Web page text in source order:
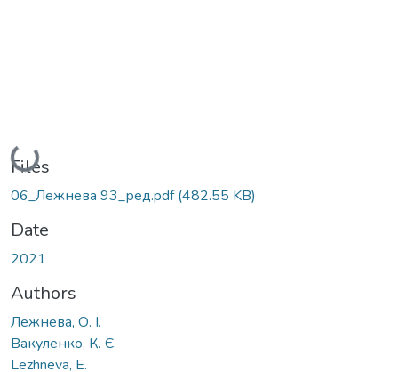
Loading...
Files
06_Лежнева 93_ред.pdf(482.55 KB)
Date
2021
Authors
Лежнева, О. І.
Вакуленко, К. Є.
Lezhneva, E.